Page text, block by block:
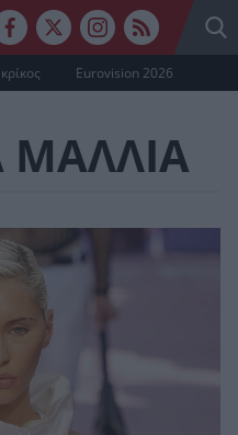
Eurovision 2026
ΜΑΛΛΙΑ